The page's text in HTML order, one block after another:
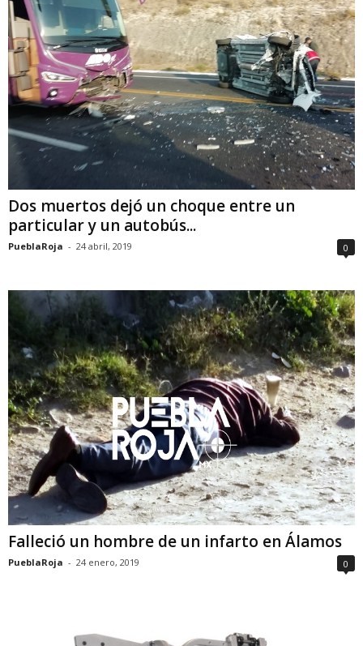
Dos muertos dejó un choque entre un
particular y un autobús...
PueblaRoja - 24 abril, 2019 0
Falleció un hombre de un infarto en Álamos
PueblaRoja - 24 enero, 2019 0